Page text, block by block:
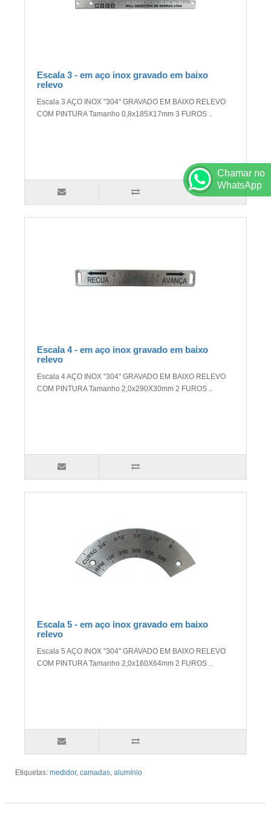
Escala 3 - em aço inox gravado em baixo
relevo
Escala 3 AÇO INOX "304" GRAVADO EM BAIXO RELEVO
COM PINTURA Tamanho 0,8x185X17mm 3 FUROS ..
Escala 4 - em aço inox gravado em baixo
relevo
Escala 4 AÇO INOX "304" GRAVADO EM BAIXO RELEVO
COM PINTURA Tamanho 2,0x290X30mm 2 FUROS ..
Escala 5 - em aço inox gravado em baixo
relevo
Escala 5 AÇO INOX "304" GRAVADO EM BAIXO RELEVO
COM PINTURA Tamanho 2,0x160X64mm 2 FUROS ..
Etiquetas: medidor, camadas, alumínio
Chamar no
WhatsApp